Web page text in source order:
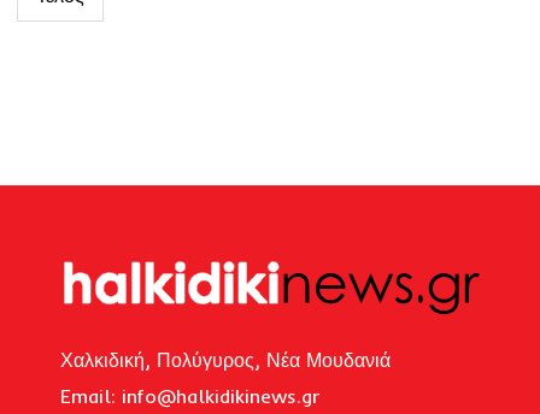
Χαλκιδική, Πολύγυρος, Νέα Μουδανιά
Email: info@halkidikinews.gr